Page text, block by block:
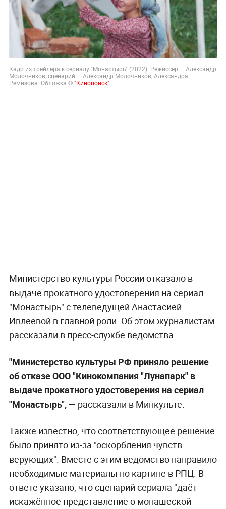
Кадр из трейлера к сериалу "Монастырь" (2022). Режиссёр — Александр
Молочников, сценарий — Александр Молочников, Александра
Ремизова. Обложка ©"Кинопоиск"
Министерство культуры России отказало в
выдаче прокатного удостоверения на сериал
"Монастырь" с телеведущей Анастасией
Ивлеевой в главной роли. Об этом журналистам
рассказали в пресс-службе ведомства.
"Министерство культуры РФ приняло решение
об отказе ООО "Кинокомпания "Лунапарк" в
выдаче прокатного удостоверения на сериал
"Монастырь", — рассказали в Минкульте.
Также известно, что соответствующее решение
было принято из-за "оскорбления чувств
верующих". Вместе с этим ведомство направило
необходимые материалы по картине в РПЦ. В
ответе указано, что сценарий сериала "даёт
искажённое представление о монашеской